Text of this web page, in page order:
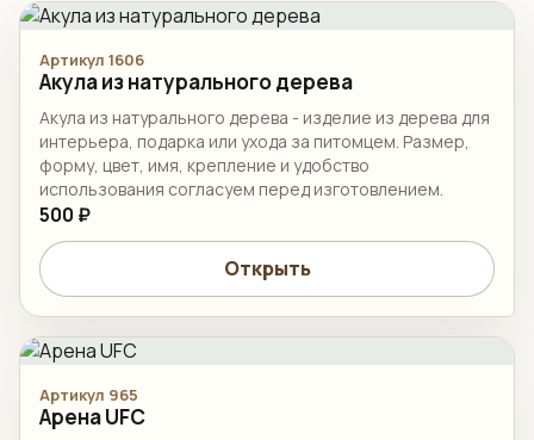
Артикул 1606
Акула из натурального дерева
Акула из натурального дерева - изделие из дерева для
интерьера, подарка или ухода за питомцем. Размер,
форму, цвет, имя, крепление и удобство
использования согласуем перед изготовлением.
500 ₽
Открыть
Артикул 965
Арена UFC